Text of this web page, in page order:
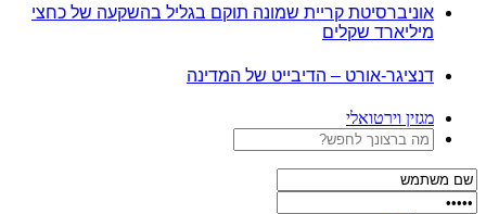
אוניברסיטת קריית שמונה תוקם בגליל בהשקעה של כחצי
מיליארד שקלים
דנציגר-אורט – הדיבייט של המדינה
מגזין וירטואלי